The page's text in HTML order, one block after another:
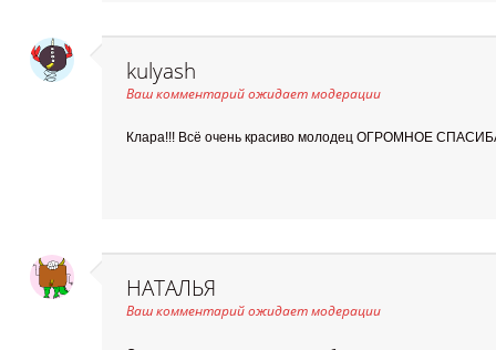
kulyash
Ваш комментарий ожидает модерации
Клара!!! Всё очень красиво молодец ОГРОМНОЕ
НАТАЛЬЯ
Ваш комментарий ожидает модерации